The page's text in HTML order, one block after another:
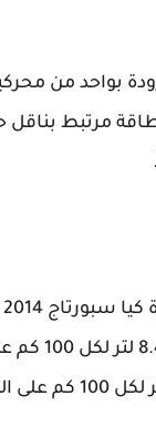
مرتبط